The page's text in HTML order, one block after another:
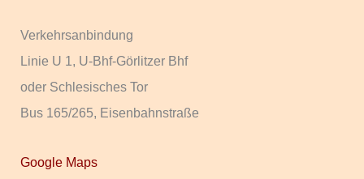
Verkehrsanbindung
Linie U 1, U-Bhf-Görlitzer Bhf
oder Schlesisches Tor
Bus 165/265, Eisenbahnstraße
Google Maps